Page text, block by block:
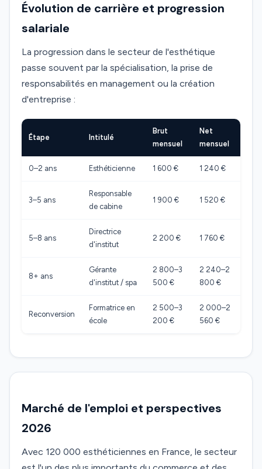
Évolution de carrière et progression
salariale
La progression dans le secteur de l'esthétique
passe souvent par la spécialisation, la prise de
responsabilités en management ou la création
d'entreprise :
Étape Intitulé
Brut
mensuel
Net
mensuel
0–2 ans Esthéticienne 1 600 € 1 240 €
3–5 ans
Responsable
de cabine
1 900 € 1 520 €
5–8 ans
Directrice
d'institut
2 200 € 1 760 €
8+ ans
Gérante
d'institut / spa
2 800–3
500 €
2 240–2
800 €
Reconversion
Formatrice en
école
2 500–3
200 €
2 000–2
560 €
Marché de l'emploi et perspectives
2026
Avec 120 000 esthéticiennes en France, le secteur